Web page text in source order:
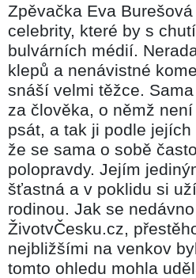
Zpěvačka Eva
celebrity, které by s
bulvárních médií.
klepů a nenávistné
snáší velmi těžce.
za člověka, o němž
psát, a tak ji podle
že se sama o sobě
polopravdy. Jejím
šťastná a v poklidu si
rodinou. Jak se
ŽivotvČesku.cz,
nejbližšími na venkov
tomto ohledu mohla